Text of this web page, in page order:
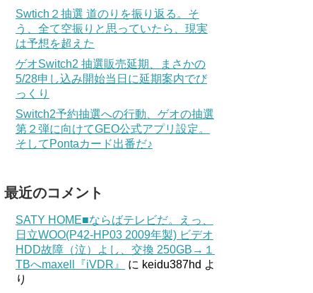
Swtich２抽選 道のりを振り返る。そ
う、全て空振りと思っていたら、現実
は予想を超えた
ゲオSwitch2 抽選販売延期、まさかの
5/28申し込み開始当日に延期案内でび
っくり
Switch2予約抽選への行動、ゲオの抽選
第２弾に向けてGEO公式アプリ設定。
そしてPontaカード出番だ♪
最近のコメント
SATY HOME■ならばテレビだ。えっ、
日立WOO(P42-HP03 2009年製) ビデオ
HDD故障（泣）よし、交換 250GB→１
TBへmaxell『iVDR』
に keidu387hd よ
り